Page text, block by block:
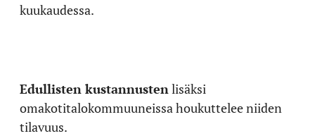
kuukaudessa.
Edullisten kustannusten lisäksi
omakotitalokommuuneissa houkuttelee niiden
tilavuus.